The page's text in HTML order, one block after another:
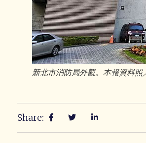
新北市消防局外觀。本報資料照
Share: